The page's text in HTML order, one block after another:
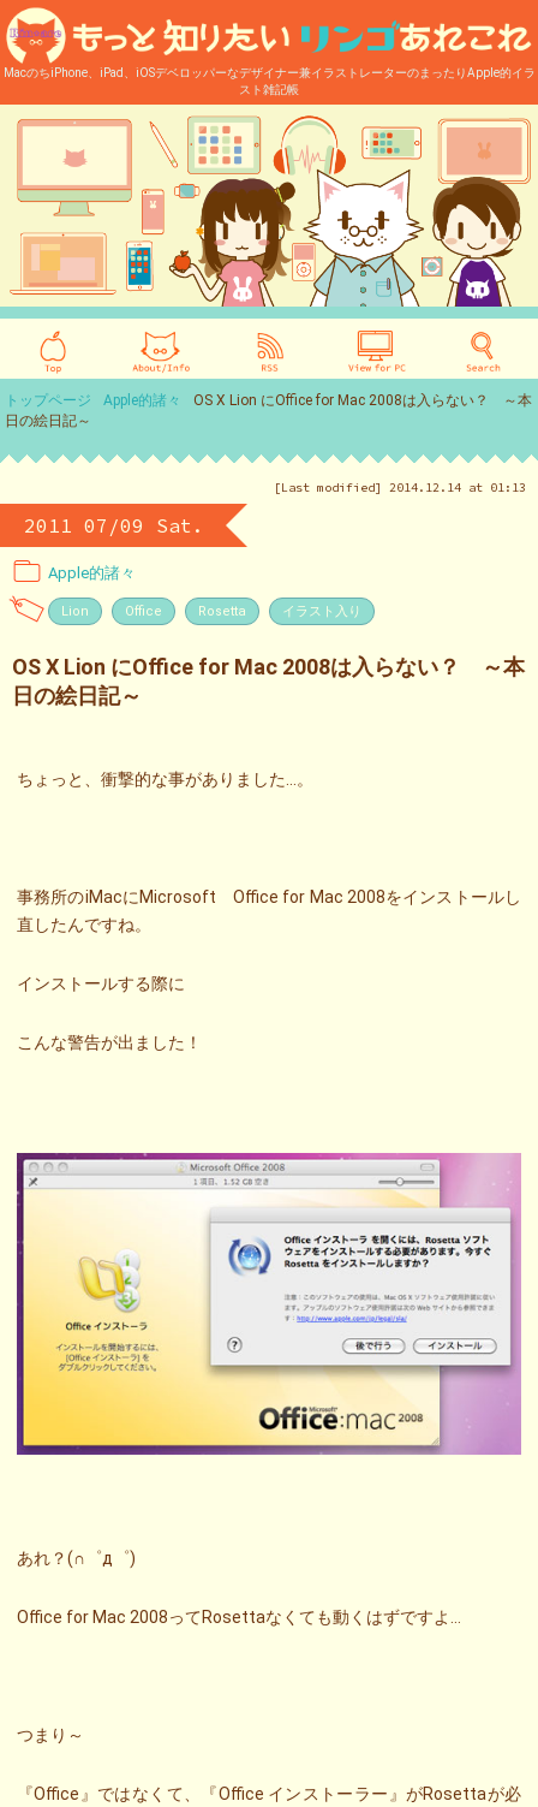
MacのちiPhone、iPad、iOSデベロッパーなデザイナー兼イラストレーターのまったりApple的イラ
スト雑記帳
トップページ Apple的諸々
OS X Lion にOffice for Mac 2008は入らない？ ～本
日の絵日記～
[Last modified] 2014.12.14 at 01:13
2011 07/09 Sat.
Apple的諸々
Lion Office Rosetta イラスト入り
OS X Lion にOffice for Mac 2008は入らない？ ～本
日の絵日記～
ちょっと、衝撃的な事がありました…。
事務所のiMacにMicrosoft Office for Mac 2008をインストールし
直したんですね。
インストールする際に
こんな警告が出ました！
あれ？(∩゜д゜)
Office for Mac 2008ってRosettaなくても動くはずですよ…
つまり～
『Office』ではなくて、『Office インストーラー』がRosettaが必